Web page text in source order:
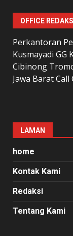
OFFICE
Perkantoran
Kusmayadi GG
Cibinong
Jawa Barat
LAMAN
home
Kontak Kami
Redaksi
Tentang Kami